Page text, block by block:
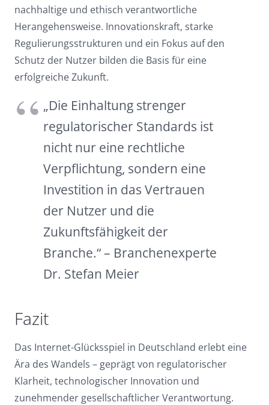
nachhaltige und ethisch verantwortliche
Herangehensweise. Innovationskraft, starke
Regulierungsstrukturen und ein Fokus auf den
Schutz der Nutzer bilden die Basis für eine
erfolgreiche Zukunft.
„Die Einhaltung strenger
regulatorischer Standards ist
nicht nur eine rechtliche
Verpflichtung, sondern eine
Investition in das Vertrauen
der Nutzer und die
Zukunftsfähigkeit der
Branche.“ – Branchenexperte
Dr. Stefan Meier
Fazit
Das Internet-Glücksspiel in Deutschland erlebt eine
Ära des Wandels – geprägt von regulatorischer
Klarheit, technologischer Innovation und
zunehmender gesellschaftlicher Verantwortung.